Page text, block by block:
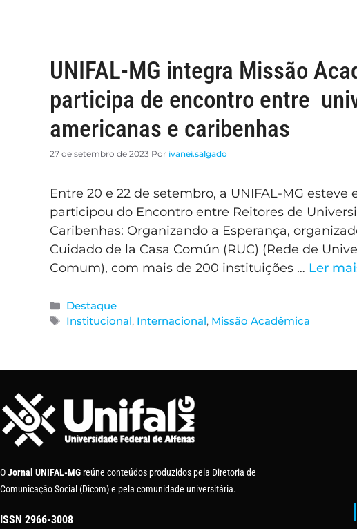
UNIFAL-MG integra Missão
participa de encontro entre
americanas e caribenhas
27 de setembro de 2023 Por ivanei.salgado
Entre 20 e 22 de setembro, a UNIFAL-MG
participou do Encontro entre Reitores de
Caribenhas: Organizando a Esperança,
Cuidado de la Casa Común (RUC) (Rede de
Comum), com mais de 200 instituições … Ler
Destaque
Institucional, Internacional, Missão Acadêmica
OJornal UNIFAL-MG reúne conteúdos produzidos pela Diretoria de
Comunicação Social (Dicom) e pela comunidade universitária.
ISSN 2966-3008